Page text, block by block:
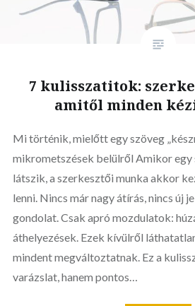
7 kulisszatitok:
amitől minden
Mi történik, mielőtt egy szöveg
mikrometszések belülről Amikor egy
látszik, a szerkesztői munka akkor
lenni. Nincs már nagy átírás, nincs új
gondolat. Csak apró mozdulatok:
áthelyezések. Ezek kívülről
mindent megváltoztatnak. Ez a
varázslat, hanem pontos…